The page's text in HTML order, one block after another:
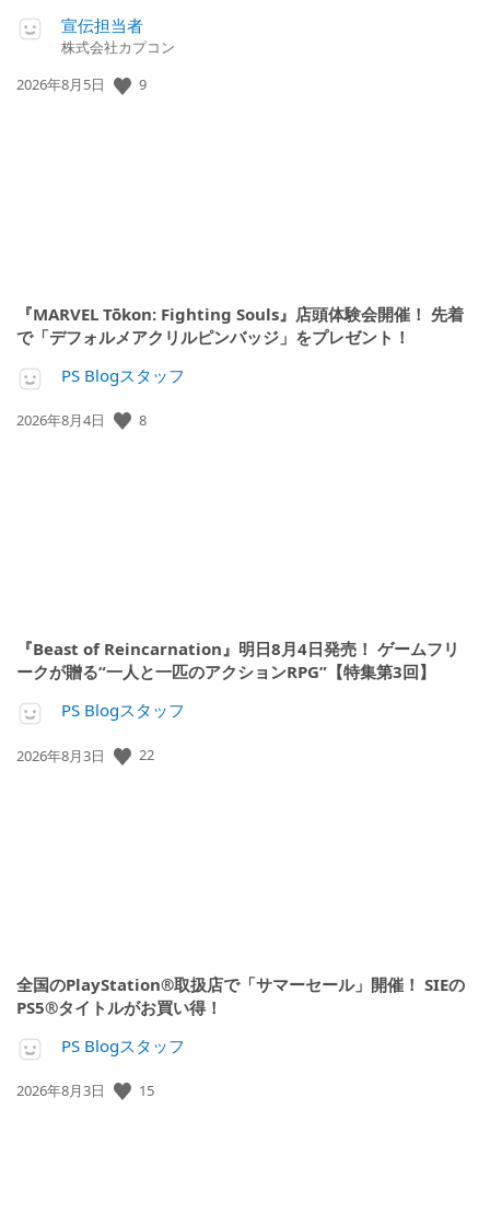
宣伝担当者
株式会社カプコン
公
2026年8月5日 9
『MARVEL Tōkon: Fighting Souls』店頭体験会開催！ 先着
で「デフォルメアクリルピンバッジ」をプレゼント！
PS Blogスタッフ
公
2026年8月4日 8
『Beast of Reincarnation』明日8月4日発売！ ゲームフリ
ークが贈る“一人と一匹のアクションRPG”【特集第3回】
PS Blogスタッフ
公
2026年8月3日 22
全国のPlayStation®取扱店で「サマーセール」開催！ SIEの
PS5®タイトルがお買い得！
PS Blogスタッフ
公
2026年8月3日 15